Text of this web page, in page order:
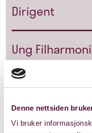
Denne nettsiden
Vi bruker
Dirigent
Ung Filharmoni